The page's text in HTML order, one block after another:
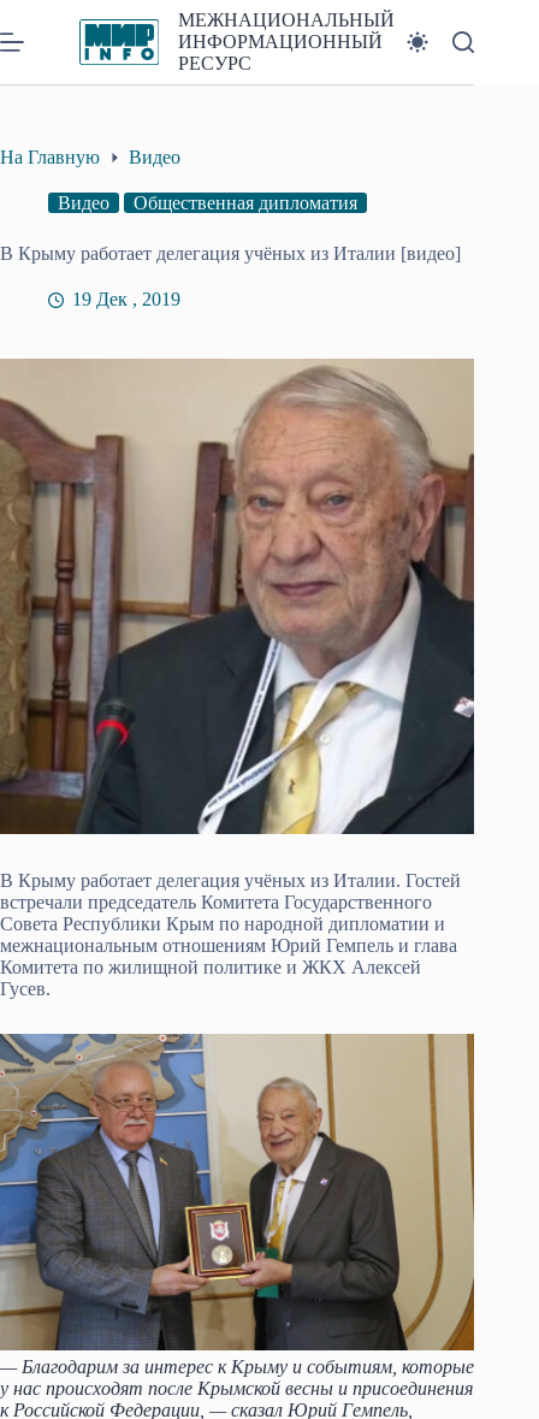
к
сути
МЕЖНАЦИОНАЛЬНЫЙ
ИНФОРМАЦИОННЫЙ
РЕСУРС
На Главную Видео
Видео Общественная дипломатия
В Крыму работает делегация учёных из Италии [видео]
19 Дек , 2019
В Крыму работает делегация учёных из Италии. Гостей
встречали председатель Комитета Государственного
Совета Республики Крым по народной дипломатии и
межнациональным отношениям Юрий Гемпель и глава
Комитета по жилищной политике и ЖКХ Алексей
Гусев.
— Благодарим за интерес к Крыму и событиям, которые
у нас происходят после Крымской весны и присоединения
к Российской Федерации, — сказал Юрий Гемпель,